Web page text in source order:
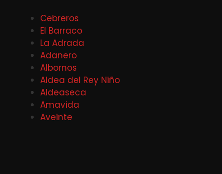
Cebreros
El Barraco
La Adrada
Adanero
Albornos
Aldea del Rey Niño
Aldeaseca
Amavida
Aveinte